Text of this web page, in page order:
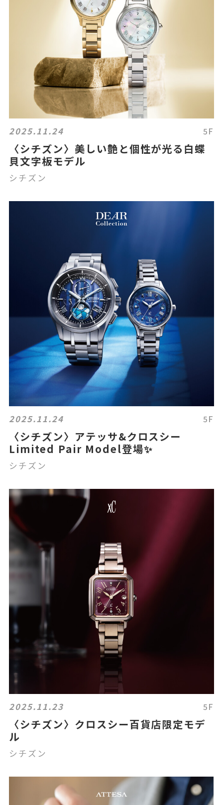
2025.11.24 5F
〈シチズン〉美しい艶と個性が光る白蝶
貝文字板モデル
シチズン
2025.11.24 5F
〈シチズン〉アテッサ&クロスシー
Limited Pair Model登場✨
シチズン
2025.11.23 5F
〈シチズン〉クロスシー百貨店限定モデ
ル
シチズン